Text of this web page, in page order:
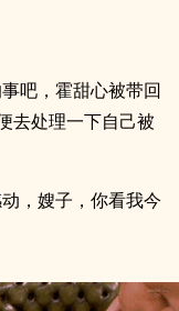
吧，霍甜心被带回
去处理一下自己被
，嫂子，你看我今